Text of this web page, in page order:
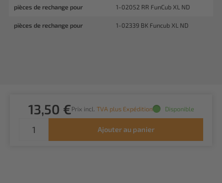
pièces de rechange pour 1-02052 RR FunCub XL ND
pièces de rechange pour 1-02339 BK Funcub XL ND
13,50 €Prix incl. TVA plus Expédition Disponible
Ajouter au panier